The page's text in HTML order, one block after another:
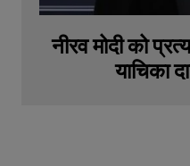
नीरव मोदी को
याचिका